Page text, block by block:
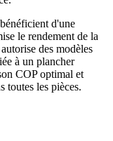
d'une
le rendement de la
des modèles
à un plancher
COP optimal et
toutes les pièces.